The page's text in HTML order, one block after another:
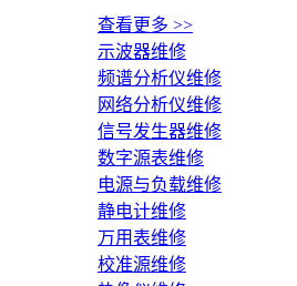
查看更多 >>
示波器维修
频谱分析仪维修
网络分析仪维修
信号发生器维修
数字源表维修
电源与负载维修
静电计维修
万用表维修
校准源维修